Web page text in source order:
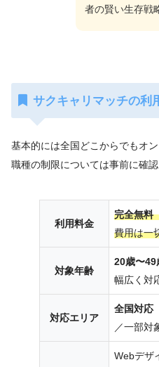
者の賢い生存戦
サクキャリマッチの利
基本的には全国どこからでもオ
職種の制限については事前に確認
利用料金
完全無料
費用は一
対象年齢
20歳〜49
幅広く対
対応エリア
全国対応
／一部対
Webデザ